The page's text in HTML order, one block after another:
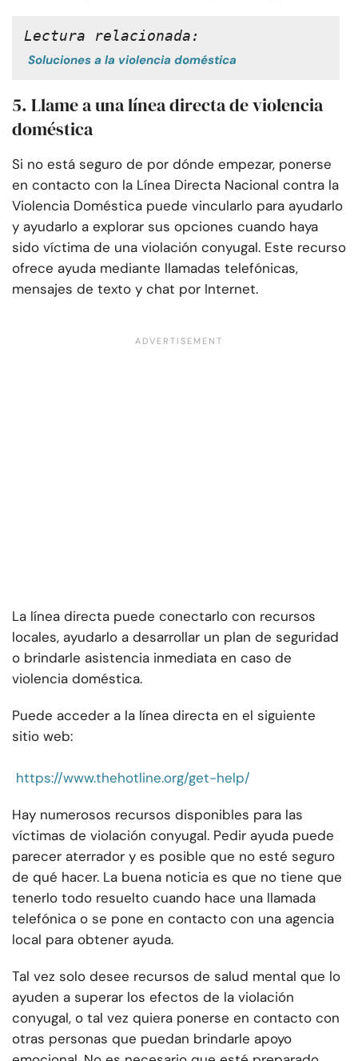
Lectura relacionada:
Soluciones a la violencia doméstica
5. Llame a una línea directa de violencia
doméstica
Si no está seguro de por dónde empezar, ponerse
en contacto con la Línea Directa Nacional contra la
Violencia Doméstica puede vincularlo para ayudarlo
y ayudarlo a explorar sus opciones cuando haya
sido víctima de una violación conyugal. Este recurso
ofrece ayuda mediante llamadas telefónicas,
mensajes de texto y chat por Internet.
La línea directa puede conectarlo con recursos
locales, ayudarlo a desarrollar un plan de seguridad
o brindarle asistencia inmediata en caso de
violencia doméstica.
Puede acceder a la línea directa en el siguiente
sitio web:
https://www.thehotline.org/get-help/
Hay numerosos recursos disponibles para las
víctimas de violación conyugal. Pedir ayuda puede
parecer aterrador y es posible que no esté seguro
de qué hacer. La buena noticia es que no tiene que
tenerlo todo resuelto cuando hace una llamada
telefónica o se pone en contacto con una agencia
local para obtener ayuda.
Tal vez solo desee recursos de salud mental que lo
ayuden a superar los efectos de la violación
conyugal, o tal vez quiera ponerse en contacto con
otras personas que puedan brindarle apoyo